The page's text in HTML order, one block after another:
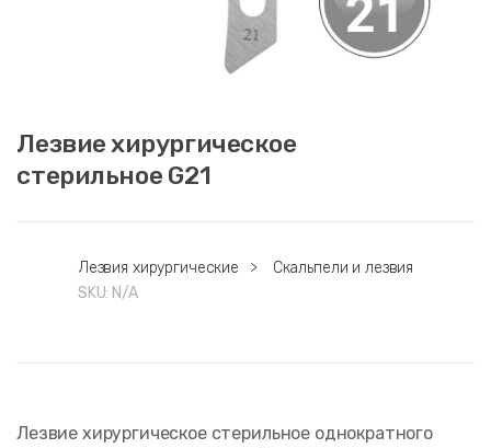
Лезвие хирургическое
стерильное G21
Лезвия хирургические >
Скальпели и лезвия
SKU: N/A
Лезвие хирургическое стерильное однократного